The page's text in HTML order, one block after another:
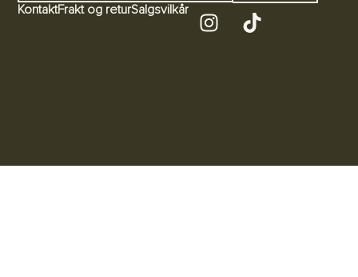
KontaktFrakt og returSalgsvilkår